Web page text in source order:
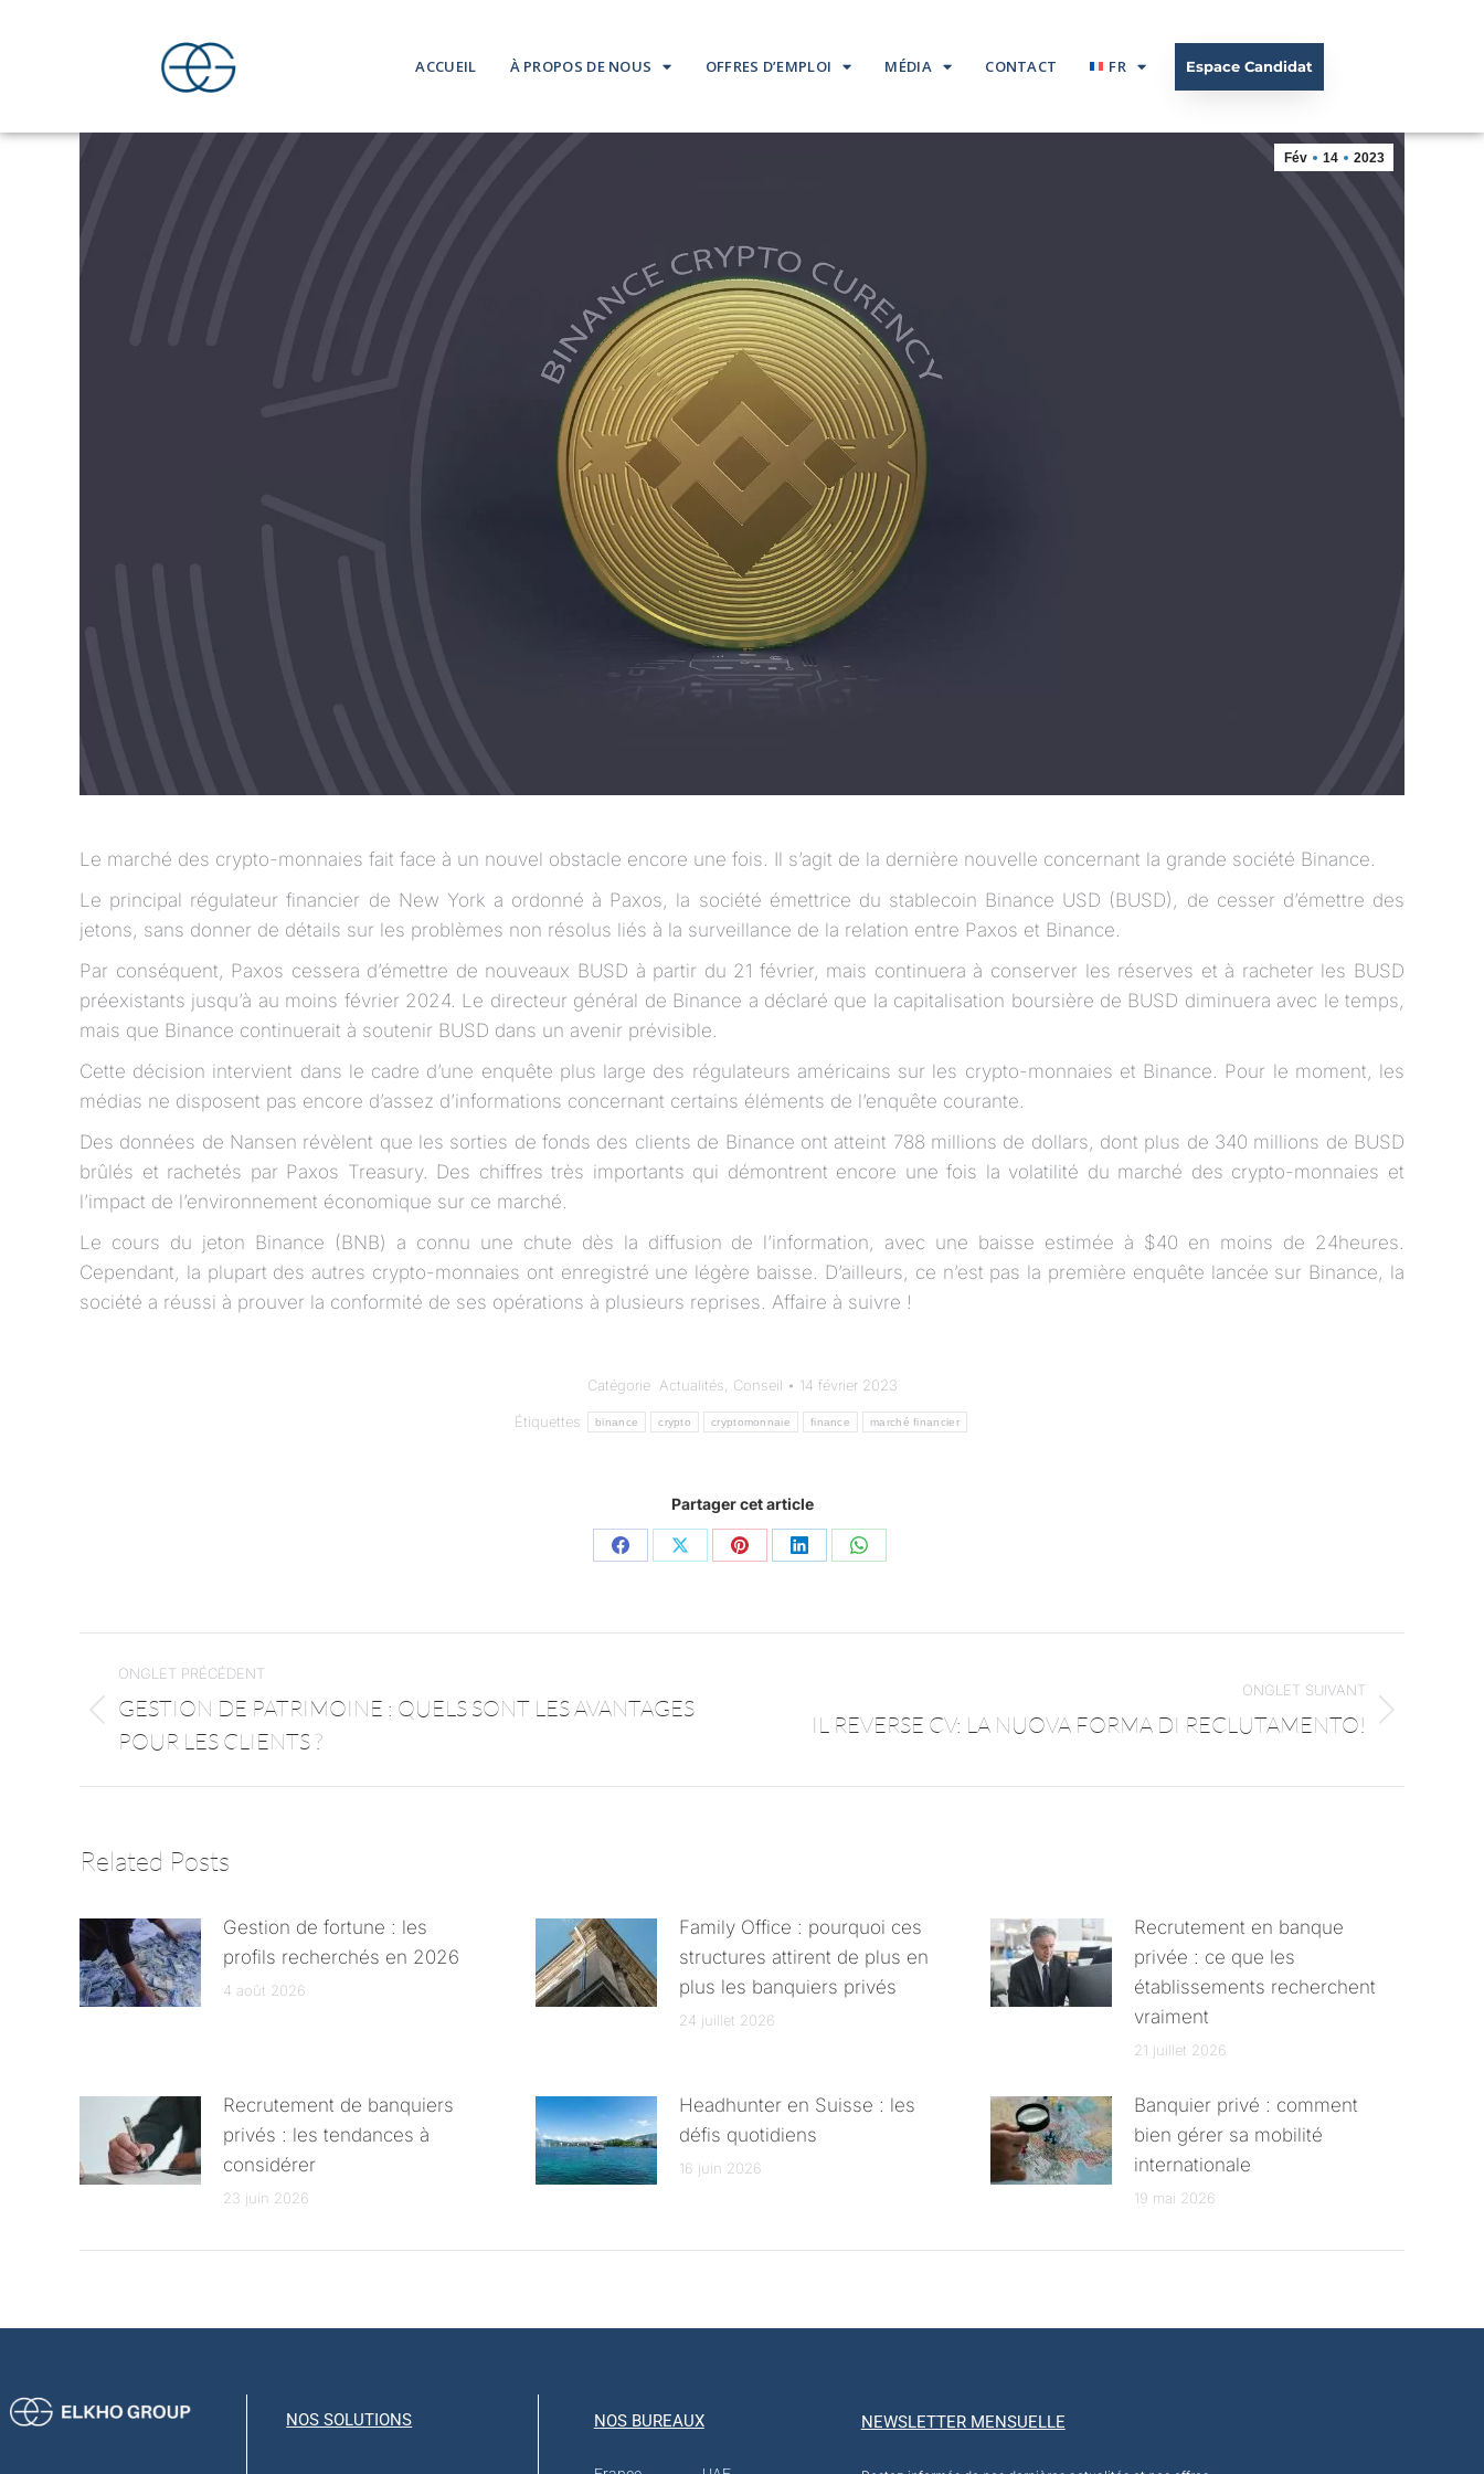
ACCUEIL À PROPOS DE NOUS OFFRES D’EMPLOI MÉDIA CONTACT FR Espace Candidat
Fév 14 2023
Le marché des crypto-monnaies fait face à un nouvel obstacle encore une fois. Il s’agit de la dernière nouvelle concernant la grande société Binance.
Le principal régulateur financier de New York a ordonné à Paxos, la société émettrice du stablecoin Binance USD (BUSD), de cesser d’émettre des
jetons, sans donner de détails sur les problèmes non résolus liés à la surveillance de la relation entre Paxos et Binance.
Par conséquent, Paxos cessera d’émettre de nouveaux BUSD à partir du 21 février, mais continuera à conserver les réserves et à racheter les BUSD
préexistants jusqu’à au moins février 2024. Le directeur général de Binance a déclaré que la capitalisation boursière de BUSD diminuera avec le temps,
mais que Binance continuerait à soutenir BUSD dans un avenir prévisible.
Cette décision intervient dans le cadre d’une enquête plus large des régulateurs américains sur les crypto-monnaies et Binance. Pour le moment, les
médias ne disposent pas encore d’assez d’informations concernant certains éléments de l’enquête courante.
Des données de Nansen révèlent que les sorties de fonds des clients de Binance ont atteint 788 millions de dollars, dont plus de 340 millions de BUSD
brûlés et rachetés par Paxos Treasury. Des chiffres très importants qui démontrent encore une fois la volatilité du marché des crypto-monnaies et
l’impact de l’environnement économique sur ce marché.
Le cours du jeton Binance (BNB) a connu une chute dès la diffusion de l’information, avec une baisse estimée à $40 en moins de 24heures.
Cependant, la plupart des autres crypto-monnaies ont enregistré une légère baisse. D’ailleurs, ce n’est pas la première enquête lancée sur Binance, la
société a réussi à prouver la conformité de ses opérations à plusieurs reprises. Affaire à suivre !
Catégorie Actualités Conseil 14 février 2023
Étiquettes binance crypto cryptomonnaie finance marché financier
Partager cet article
ONGLET PRÉCÉDENT
GESTION DE PATRIMOINE : QUELS SONT LES AVANTAGES
POUR LES CLIENTS ?
ONGLET SUIVANT
IL REVERSE CV: LA NUOVA FORMA DI RECLUTAMENTO!
Related Posts
Gestion de fortune : les
profils recherchés en 2026
4 août 2026
Family Office : pourquoi ces
structures attirent de plus en
plus les banquiers privés
24 juillet 2026
Recrutement en banque
privée : ce que les
établissements recherchent
vraiment
21 juillet 2026
Recrutement de banquiers
privés : les tendances à
considérer
23 juin 2026
Headhunter en Suisse : les
défis quotidiens
16 juin 2026
Banquier privé : comment
bien gérer sa mobilité
internationale
19 mai 2026
NOS SOLUTIONS NOS BUREAUX NEWSLETTER MENSUELLE